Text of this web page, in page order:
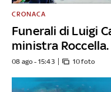
Funerali di Luigi
ministra Roccella.
CRONACA
08 ago - 15:43 10 foto